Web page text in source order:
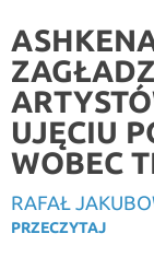
UJĘCIU
WOBEC
RAFAŁ
PRZECZYTAJ